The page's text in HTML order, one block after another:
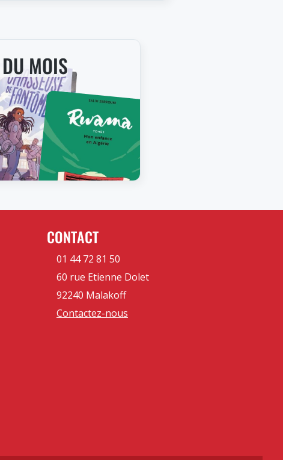
MOIS
CONTACT
01 44 72 81 50
60 rue Etienne Dolet
92240 Malakoff
Contactez-nous